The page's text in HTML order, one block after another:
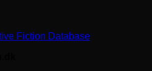
Fiction Database